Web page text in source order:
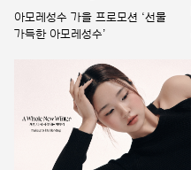
아모레성수 가을 프로모션 ‘선물
가득한 아모레성수’